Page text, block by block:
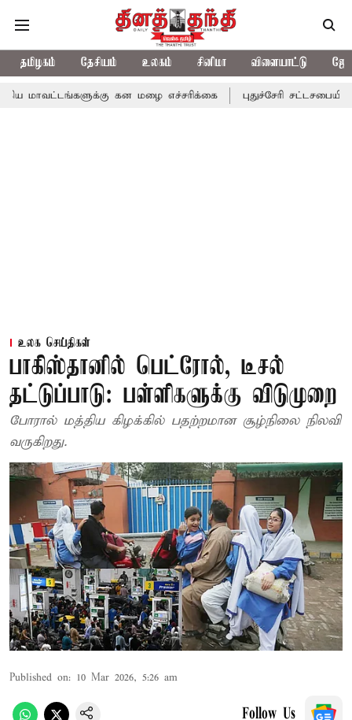
தமிழகம் தேசியம் உலகம் சினிமா விளையாட்டு
கன மழை எச்சரிக்கை புதுச்சேரி சட்டசபையில் வரும்
உலக செய்திகள்
பாகிஸ்தானில் பெட்ரோல், டீசல்
தட்டுப்பாடு: பள்ளிகளுக்கு விடுமுறை
போரால் மத்திய கிழக்கில் பதற்றமான சூழ்நிலை நிலவி
வருகிறது.
Published on: 10 Mar 2026, 5:26 am
Follow Us